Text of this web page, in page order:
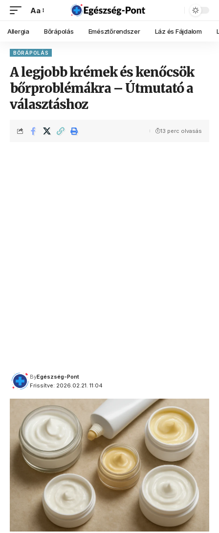
Aa
Allergia Bőrápolás Emésztőrendszer Láz és Fájdalom
BŐRÁPOLÁS
A legjobb krémek és kenőcsök
bőrproblémákra – Útmutató a
választáshoz
Frissítve: 2026.02.21. 11:04
ByEgészség-Pont
13 perc olvasás